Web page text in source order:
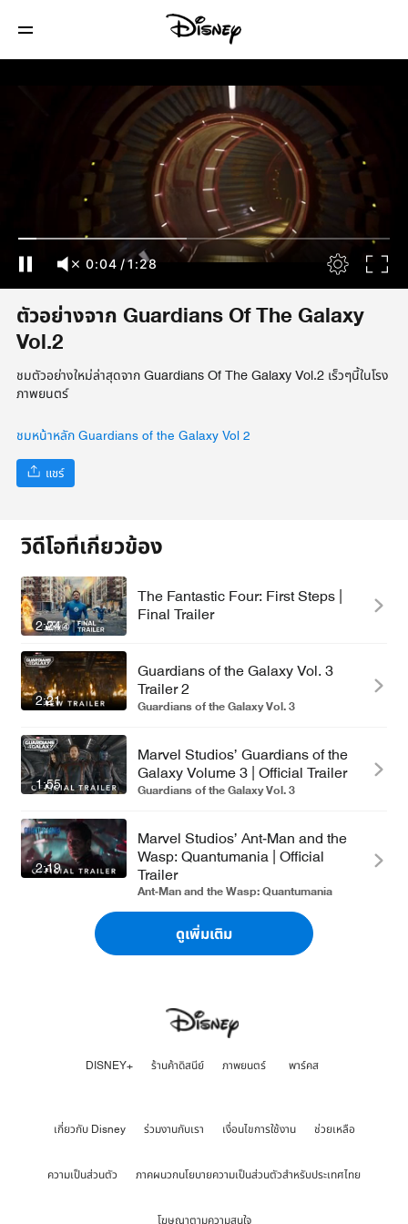
0:04 /1:28
ตัวอย่างจาก Guardians Of The Galaxy
Vol.2
ชมตัวอย่างใหม่ล่าสุดจาก Guardians Of The Galaxy Vol.2 เร็วๆนี้ในโรง
ภาพยนตร์
ชมหน้าหลัก Guardians of the Galaxy Vol 2
แชร์
วิดีโอที่เกี่ยวข้อง
2:24
The Fantastic Four: First Steps |
Final Trailer
2:21
Guardians of the Galaxy Vol. 3
Trailer 2
Guardians of the Galaxy Vol. 3
1:55
Marvel Studios’ Guardians of the
Galaxy Volume 3 | Official Trailer
Guardians of the Galaxy Vol. 3
2:19
Marvel Studios’ Ant-Man and the
Wasp: Quantumania | Official
Trailer
Ant-Man and the Wasp: Quantumania
ดูเพิ่มเติม
DISNEY+ ร้านค้าดิสนีย์ ภาพยนตร์ พาร์คส
เกี่ยวกับ Disney ร่วมงานกับเรา เงื่อนไขการใช้งาน ช่วยเหลือ
ความเป็นส่วนตัว ภาคผนวกนโยบายความเป็นส่วนตัวสำหรับประเทศไทย
โฆษณาตามความสนใจ